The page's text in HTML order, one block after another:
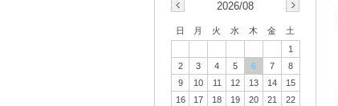
2026/08
日 月 火 水 木 金
土
1
2
3 4 5 6 7
8
9
10 11 12 13 14
15
16
17 18 19 20 21
22